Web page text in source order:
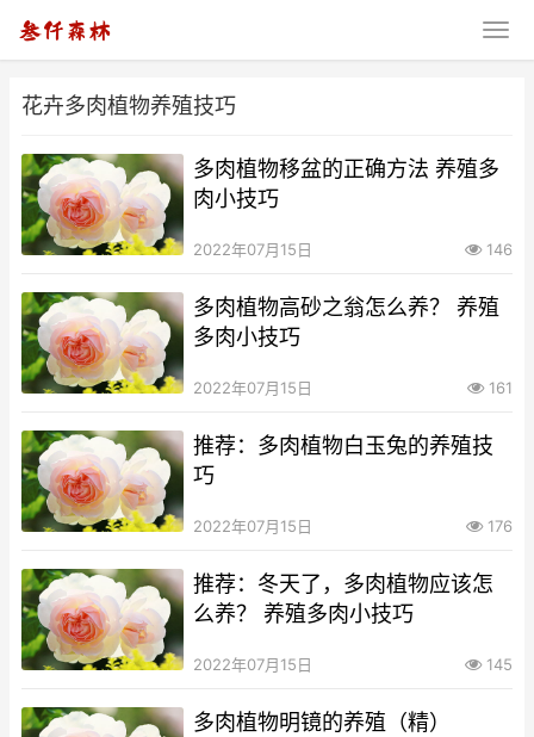
花卉多肉植物养殖技巧
多肉植物移盆的正确方法 养殖多
肉小技巧
2022年07月15日 146
多肉植物高砂之翁怎么养？ 养殖
多肉小技巧
2022年07月15日 161
推荐：多肉植物白玉兔的养殖技
巧
2022年07月15日 176
推荐：冬天了，多肉植物应该怎
么养？ 养殖多肉小技巧
2022年07月15日 145
多肉植物明镜的养殖（精）